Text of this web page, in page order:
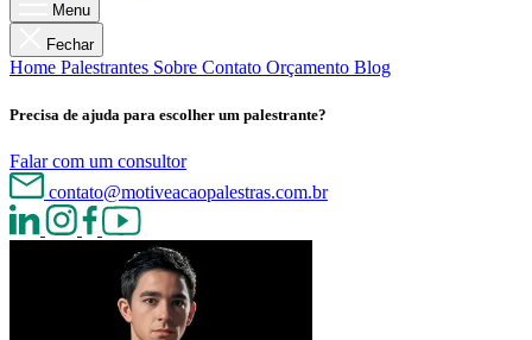
Menu
Fechar
Home Palestrantes Sobre Contato Orçamento Blog
Precisa de ajuda para escolher um palestrante?
Falar com um consultor
contato@motiveacaopalestras.com.br